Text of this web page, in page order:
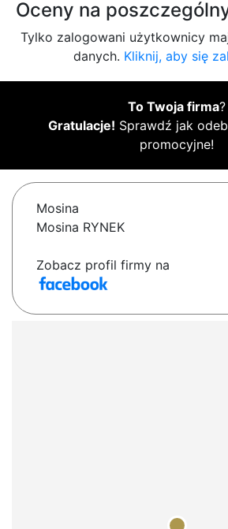
Oceny na
Tylko zalogowani użytkownicy
danych. Kliknij, aby się
To Twoja firma?
Gratulacje! Sprawdź jak
promocyjne!
Mosina
Mosina RYNEK
Zobacz profil firmy na